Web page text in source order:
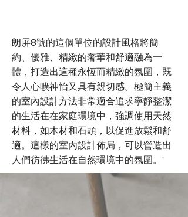
朗屏8號的這個單位的設計風格將簡
約、優雅、精緻的奢華和舒適融為一
體，打造出這種永恆而精緻的氛圍，既
令人心曠神怡又具有親切感。極簡主義
的室內設計方法非常適合追求寧靜整潔
的生活在在家庭環境中，強調使用天然
材料，如木材和石頭，以促進放鬆和舒
適。這樣的室內設計佈局，可以營造出
人們彷彿生活在自然環境中的氛圍。"